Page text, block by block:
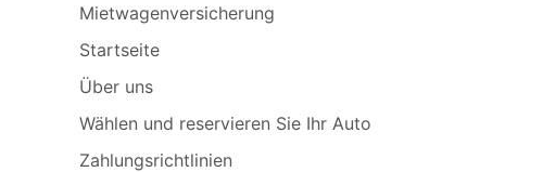
Mietwagenversicherung
Startseite
Über uns
Wählen und reservieren Sie Ihr Auto
Zahlungsrichtlinien